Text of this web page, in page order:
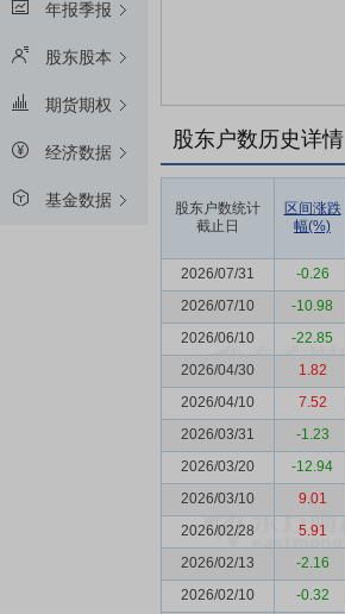
年报季报
股东股本
期货期权
经济数据
基金数据
股东户数历史详情
股东户数统计
截止日
区间涨跌
幅(%)
2026/07/31 -0.26
2026/07/10
-10.98
2026/06/10
-22.85
2026/04/30
1.82
2026/04/10
7.52
2026/03/31
-1.23
2026/03/20
-12.94
2026/03/10
9.01
2026/02/28
5.91
2026/02/13
-2.16
2026/02/10
-0.32